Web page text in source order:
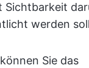
Sichtbarkeit
werden
Sie das